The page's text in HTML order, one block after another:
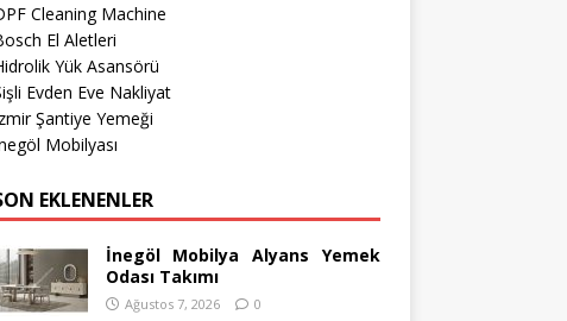
Cleaning Machine
El Aletleri
Yük Asansörü
Evden Eve Nakliyat
Şantiye Yemeği
Mobilyası
EKLENENLER
İnegöl Mobilya Alyans Yemek
Odası Takımı
Ağustos 7, 2026 0